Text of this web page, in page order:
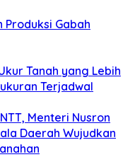
Gabah
Tanah yang Lebih
Terjadwal
Menteri Nusron
Daerah Wujudkan